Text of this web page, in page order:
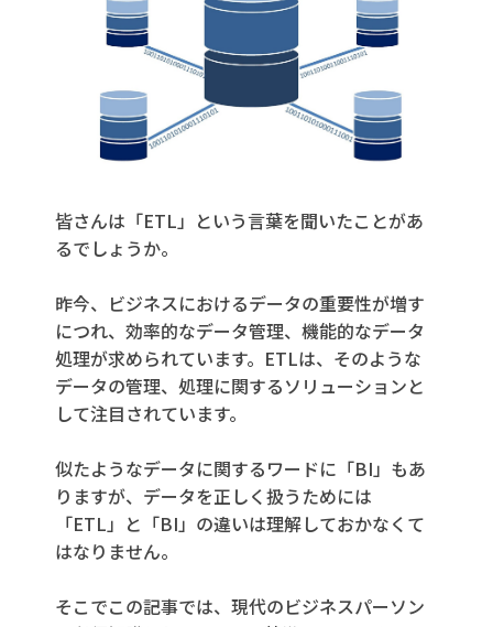
皆さんは「ETL」という言葉を聞いたことがあ
るでしょうか。
昨今、ビジネスにおけるデータの重要性が増す
につれ、効率的なデータ管理、機能的なデータ
処理が求められています。ETLは、そのような
データの管理、処理に関するソリューションと
して注目されています。
似たようなデータに関するワードに「BI」もあ
りますが、データを正しく扱うためには
「ETL」と「BI」の違いは理解しておかなくて
はなりません。
そこでこの記事では、現代のビジネスパーソン